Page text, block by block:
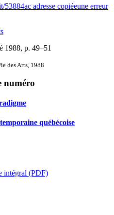
53884ac adresse copiéeune erreur
1988, p. 49–51
des Arts, 1988
numéro
québécoise
intégral (PDF)